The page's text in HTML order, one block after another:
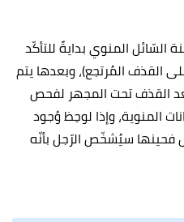
السّائل المنوي بدايةً للتأكّد
القذف المُرتجع)، وبعدها يتم
القذف تحت المجهر لفحص
المنوية، وإذا لوحِظ وُجود
فحينها سيُشخّص الرّجل بأنّه